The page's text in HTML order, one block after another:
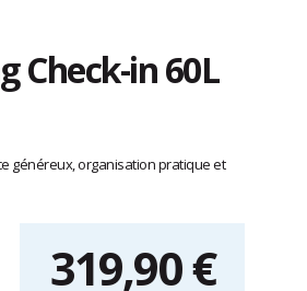
Check-in 60L
généreux, organisation pratique et
319,90 €